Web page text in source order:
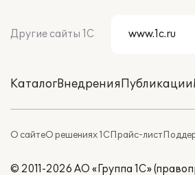
Другие сайты 1С
КаталогВнедренияПубликации
О сайтеО решениях 1СПрайс-лист
© 2011-2026 АО «Группа 1С»